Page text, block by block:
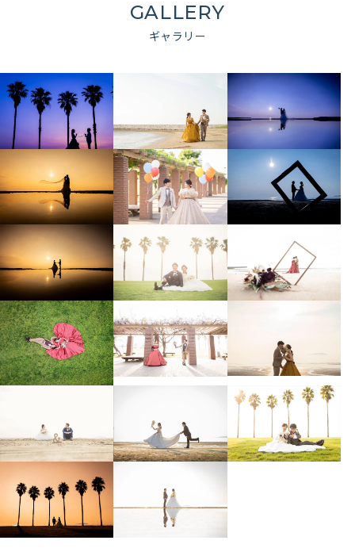
GALLERY
ギャラリー